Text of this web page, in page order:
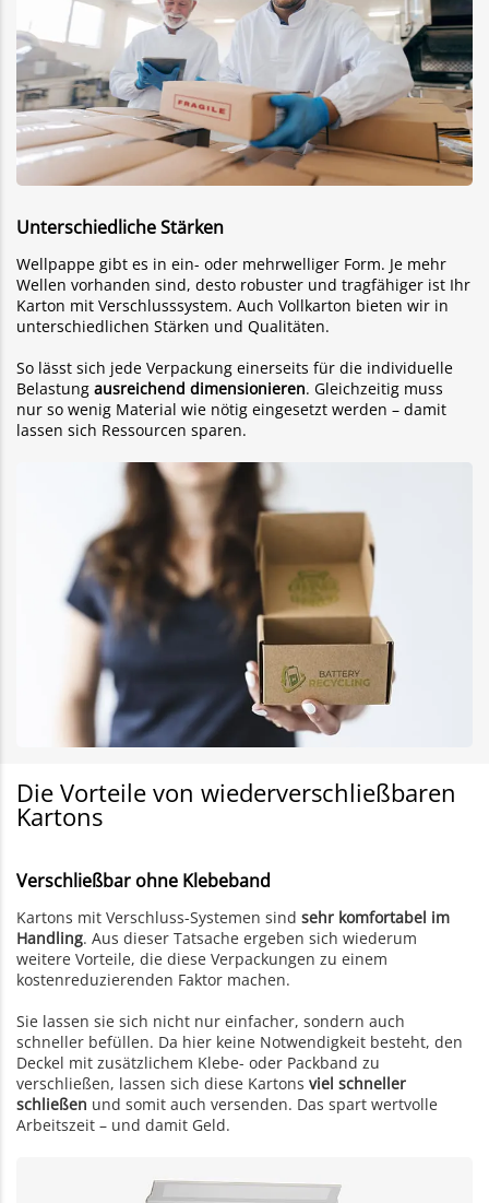
Unterschiedliche Stärken
Wellpappe gibt es in ein- oder mehrwelliger Form. Je mehr
Wellen vorhanden sind, desto robuster und tragfähiger ist Ihr
Karton mit Verschlusssystem. Auch Vollkarton bieten wir in
unterschiedlichen Stärken und Qualitäten.
So lässt sich jede Verpackung einerseits für die individuelle
Belastung ausreichend dimensionieren. Gleichzeitig muss
nur so wenig Material wie nötig eingesetzt werden – damit
lassen sich Ressourcen sparen.
Die Vorteile von wiederverschließbaren
Kartons
Verschließbar ohne Klebeband
Kartons mit Verschluss-Systemen sind sehr komfortabel im
Handling. Aus dieser Tatsache ergeben sich wiederum
weitere Vorteile, die diese Verpackungen zu einem
kostenreduzierenden Faktor machen.
Sie lassen sie sich nicht nur einfacher, sondern auch
schneller befüllen. Da hier keine Notwendigkeit besteht, den
Deckel mit zusätzlichem Klebe- oder Packband zu
verschließen, lassen sich diese Kartons viel schneller
schließen und somit auch versenden. Das spart wertvolle
Arbeitszeit – und damit Geld.